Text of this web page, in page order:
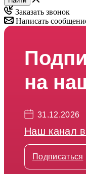
Заказать звонок
Написать
на
31.12.2026
Наш канал
Подписаться